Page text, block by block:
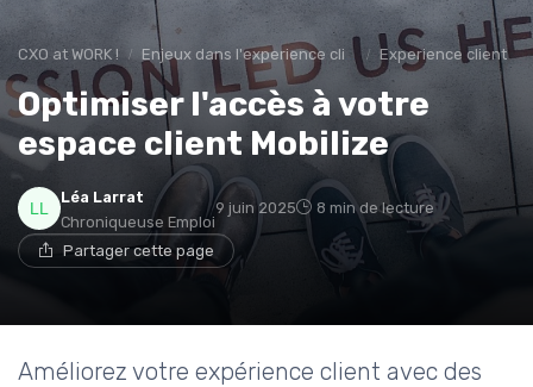
CXO at WORK ! Enjeux dans l'experience client Experience client
Optimiser l'accès à votre
espace client Mobilize
Léa Larrat
Chroniqueuse Emploi
9 juin 2025 8 min de lecture
Partager cette page
Améliorez votre expérience client avec des